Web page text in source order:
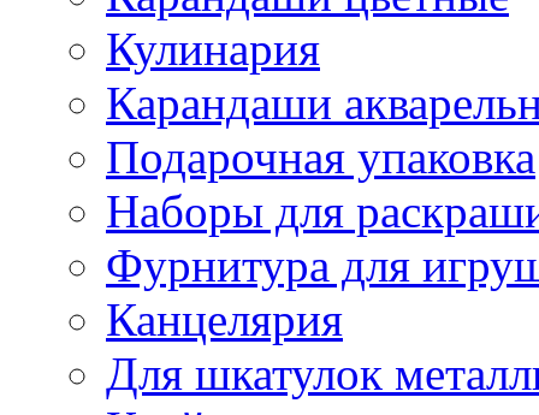
Кулинария
Карандаши
Подарочная упаковка
Наборы для
Фурнитура для
Канцелярия
Для шкатулок